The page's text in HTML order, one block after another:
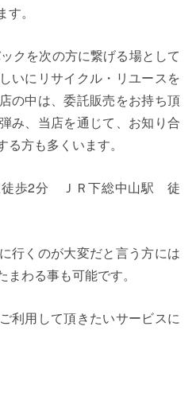
。
クを次の方に繋げる場として
いにリサイクル・リユースを
の中は、委託販売をお持ち頂
み、当店を通じて、お知り合
方も多くいます。
歩2分 ＪＲ下総中山駅 徒
行くのが大変だと言う方には
わる事も可能です。
利用して頂きたいサービスに